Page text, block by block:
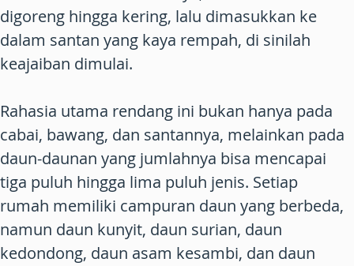
digoreng hingga kering, lalu dimasukkan ke
dalam santan yang kaya rempah, di sinilah
keajaiban dimulai.
Rahasia utama rendang ini bukan hanya pada
cabai, bawang, dan santannya, melainkan pada
daun-daunan yang jumlahnya bisa mencapai
tiga puluh hingga lima puluh jenis. Setiap
rumah memiliki campuran daun yang berbeda,
namun daun kunyit, daun surian, daun
kedondong, daun asam kesambi, dan daun